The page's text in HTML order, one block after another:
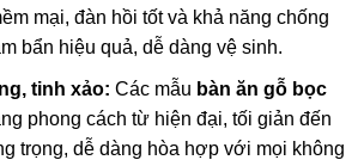
mại, đàn hồi tốt và khả năng chống
bẩn hiệu quả, dễ dàng vệ sinh.
tinh xảo: Các mẫu bàn ăn gỗ bọc
phong cách từ hiện đại, tối giản đến
trọng, dễ dàng hòa hợp với mọi không